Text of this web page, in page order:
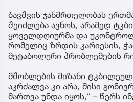
ბავშვის ჯანმრთელობას
შეიძლება ავნოს, არამედ
ყოველდღიურმა და
რომელიც ზრდის კარიესის,
მეტაბოლური პრობლემების
მშობლების მიზანი
აკრძალვა კი არა, მისი
მართვა უნდა იყოს,“ – წერს